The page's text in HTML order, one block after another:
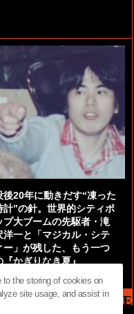
後20年に動きだす“凍った
計”の針。世界的シティポ
プ大ブームの先駆者・滝
洋一と「マジカル・シテ
ー」が残した、もう一つ
『かぎりなき夏』
NEWS HEADLINE
to the storing of cookies on
site usage, and assist in